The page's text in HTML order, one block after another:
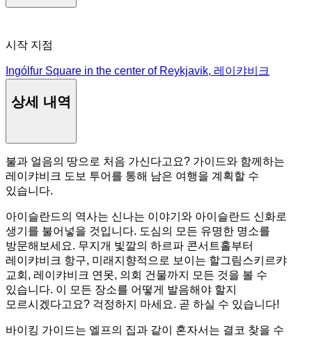
시작 지점
Ingólfur Square in the center of Reykjavik, 레이캬비크
상세 내역
불과 얼음의 땅으로 처음 가신다고요? 가이드와 함께하는
레이캬비크 도보 투어를 통해 남은 여행을 계획할 수
있습니다.
아이슬란드의 역사는 신나는 이야기와 아이슬란드 신화로
생기를 불어넣을 것입니다. 도심의 모든 유명한 명소를
방문해보세요. 무지개 빛깔의 하르파 콘서트홀부터
레이캬비크 항구, 미래지향적으로 보이는 할그림스키르캬
교회, 레이캬비크 연못, 의회 건물까지 모든 것을 볼 수
있습니다. 이 모든 장소를 어떻게 발음해야 할지
모르시겠다고요? 걱정하지 마세요. 곧 하실 수 있습니다!
바이킹 가이드는 엘프의 집과 같이 혼자서는 결코 찾을 수